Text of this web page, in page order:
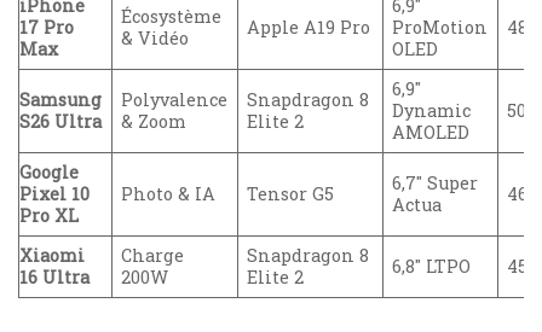
iPhone
17 Pro
Max
Écosystème
& Vidéo
Apple A19 Pro
6,9″
ProMotion
OLED
48
Samsung
S26 Ultra
Polyvalence
& Zoom
Snapdragon 8
Elite 2
6,9″
Dynamic
AMOLED
50
Google
Pixel 10
Pro XL
Photo & IA Tensor G5
6,7″ Super
Actua
46
Xiaomi
16 Ultra
Charge
200W
Snapdragon 8
Elite 2
6,8″ LTPO 45